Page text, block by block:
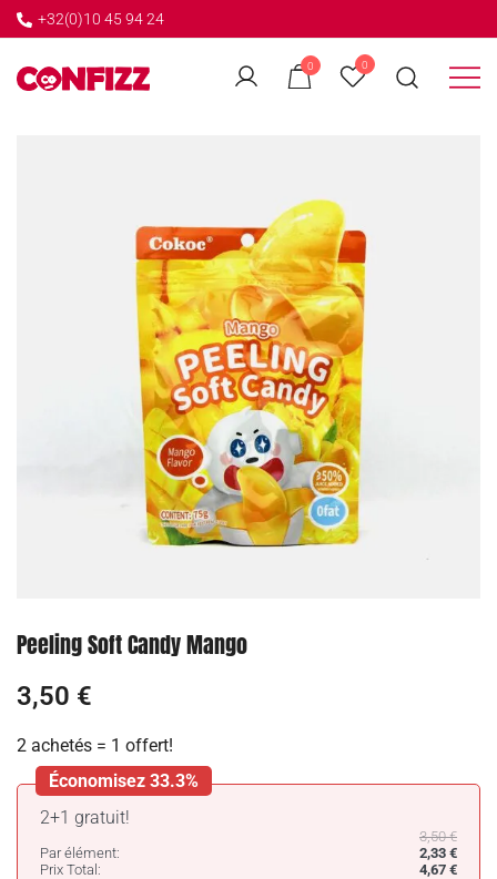
+32(0)10 45 94 24
0 0
← GO BACK
Peeling Soft Candy Mango
3,50 €
2 achetés = 1 offert!
2+1 gratuit!
3,50€
Par élément:
2,33 €
Prix Total:
4,67 €
Économisez 33.3%